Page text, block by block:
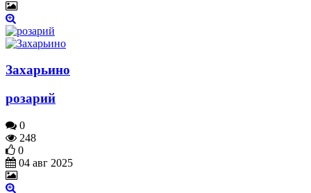
Захарьино
розарий
0
248
0
04 авг 2025